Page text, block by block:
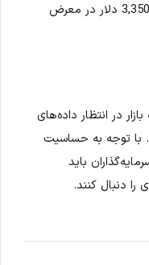
حمایت، سطوح پایین‌تر مانند 3,380 و 3,350 دلار در معرض
در انتظار داده‌های
با توجه به حساسیت
باید
دنبال کنند.